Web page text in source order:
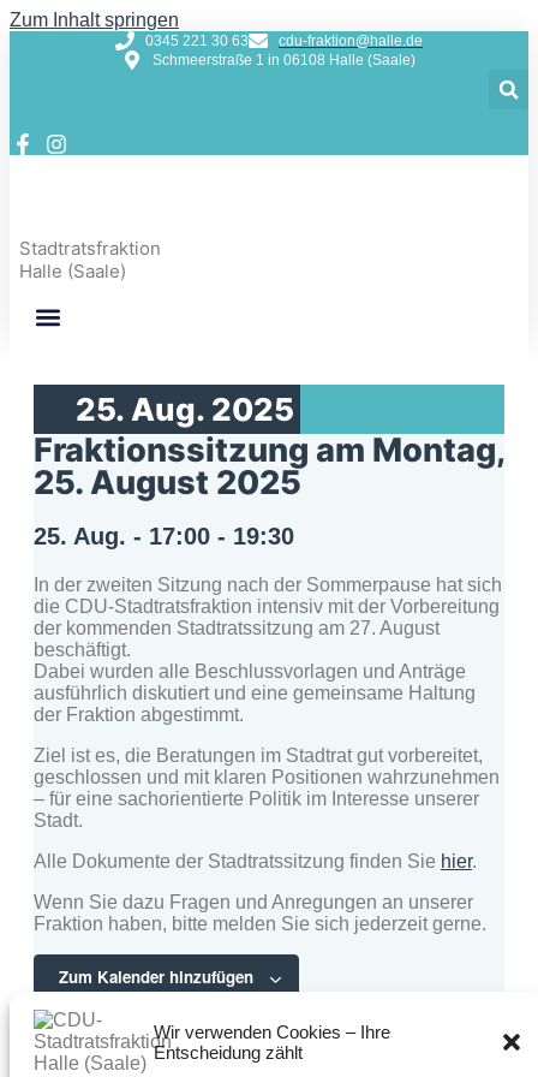
Wir verwenden Cookies – Ihre
Entscheidung zählt
Zum Inhalt springen
0345 221 30 63
cdu-fraktion@halle.de
Schmeerstraße 1 in 06108 Halle (Saale)
Stadtratsfraktion
Halle (Saale)
25. Aug. 2025
Fraktionssitzung am Montag,
25. August 2025
25. Aug. - 17:00 - 19:30
In der zweiten Sitzung nach der Sommerpause hat sich
die CDU-Stadtratsfraktion intensiv mit der Vorbereitung
der kommenden Stadtratssitzung am 27. August
beschäftigt.
Dabei wurden alle Beschlussvorlagen und Anträge
ausführlich diskutiert und eine gemeinsame Haltung
der Fraktion abgestimmt.
Ziel ist es, die Beratungen im Stadtrat gut vorbereitet,
geschlossen und mit klaren Positionen wahrzunehmen
– für eine sachorientierte Politik im Interesse unserer
Stadt.
Alle Dokumente der Stadtratssitzung finden Sie hier.
Wenn Sie dazu Fragen und Anregungen an unserer
Fraktion haben, bitte melden Sie sich jederzeit gerne.
Zum Kalender hinzufügen
Bürgersprechstunde: